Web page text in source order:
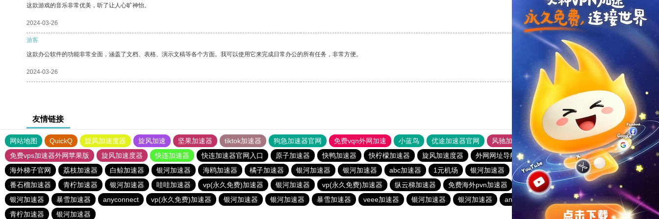
这款游戏的音乐非常优美，听了让人心旷神怡。
2024-03-26 支持[0] 反对[0]
游客
这款办公软件的功能非常全面，涵盖了文档、表格、演示文稿等各个方面。我可以使用它来完成日常办公的所有任务，非常方便。
2024-03-26 支持[0] 反对[0]
友情链接
网站地图 QuickQ 旋风加速度器 旋风加速 坚果加速器 tiktok加速器 狗急加速器官网 免费vqn外网加速 小蓝鸟 优途加速器官网 风驰加速器
旋风加速器
免费vps加速器外网苹果版
旋风加速度器 快连加速器 快连加速器官网入口 原子加速器 快鸭加速器 快柠檬加速器 旋风加速度器 外网网址导航 软件中心 速鹰666
暴雪加速器
海外梯子官网
荔枝加速器 白鲸加速器 银河加速器 海鸥加速器 橘子加速器 银河加速器 银河加速器 abc加速器 1元机场 银河加速器 hammer加速器 蚂蚁加速器
1元机场
番石榴加速器
青柠加速器 银河加速器 哇哇加速器 vp(永久免费)加速器 银河加速器 vp(永久免费)加速器 纵云梯加速器 免费海外pvn加速器 anyconnect
原子加速器
银河加速器
暴雪加速器 anyconnect vp(永久免费)加速器 银河加速器 银河加速器 暴雪加速器 veee加速器 银河加速器 银河加速器 anyconnect
ikuuu.me加速器官网
青柠加速器
银河加速器